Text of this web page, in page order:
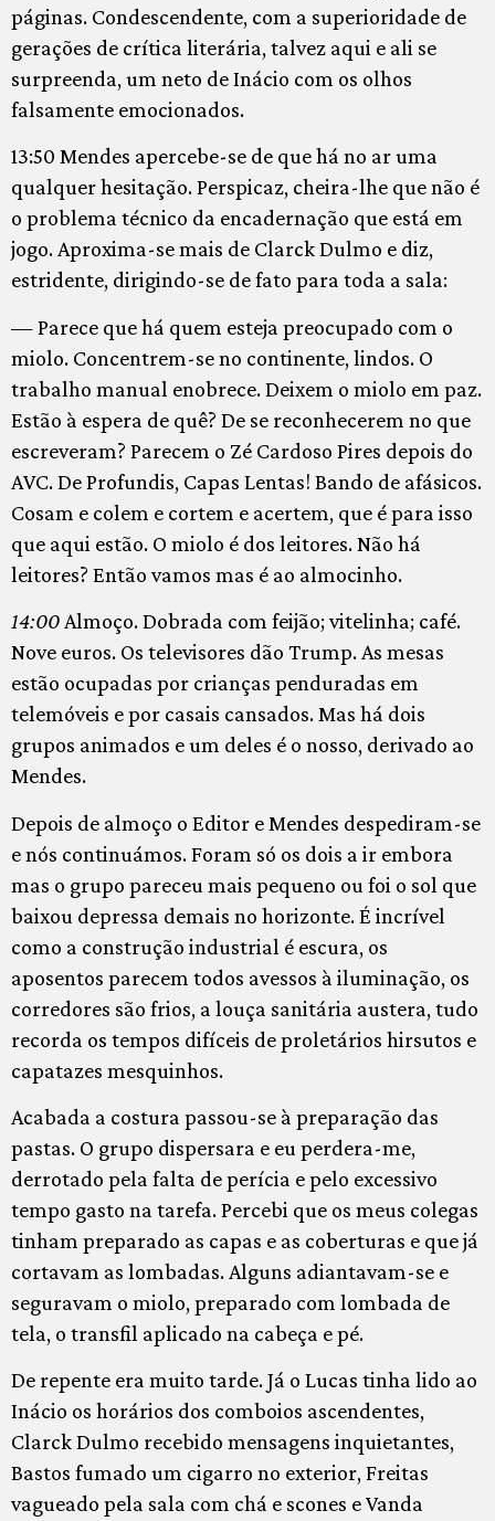
páginas. Condescendente, com a superioridade de
gerações de crítica literária, talvez aqui e ali se
surpreenda, um neto de Inácio com os olhos
falsamente emocionados.
13:50 Mendes apercebe-se de que há no ar uma
qualquer hesitação. Perspicaz, cheira-lhe que não é
o problema técnico da encadernação que está em
jogo. Aproxima-se mais de Clarck Dulmo e diz,
estridente, dirigindo-se de fato para toda a sala:
— Parece que há quem esteja preocupado com o
miolo. Concentrem-se no continente, lindos. O
trabalho manual enobrece. Deixem o miolo em paz.
Estão à espera de quê? De se reconhecerem no que
escreveram? Parecem o Zé Cardoso Pires depois do
AVC. De Profundis, Capas Lentas! Bando de afásicos.
Cosam e colem e cortem e acertem, que é para isso
que aqui estão. O miolo é dos leitores. Não há
leitores? Então vamos mas é ao almocinho.
14:00 Almoço. Dobrada com feijão; vitelinha; café.
Nove euros. Os televisores dão Trump. As mesas
estão ocupadas por crianças penduradas em
telemóveis e por casais cansados. Mas há dois
grupos animados e um deles é o nosso, derivado ao
Mendes.
Depois de almoço o Editor e Mendes despediram-se
e nós continuámos. Foram só os dois a ir embora
mas o grupo pareceu mais pequeno ou foi o sol que
baixou depressa demais no horizonte. É incrível
como a construção industrial é escura, os
aposentos parecem todos avessos à iluminação, os
corredores são frios, a louça sanitária austera, tudo
recorda os tempos difíceis de proletários hirsutos e
capatazes mesquinhos.
Acabada a costura passou-se à preparação das
pastas. O grupo dispersara e eu perdera-me,
derrotado pela falta de perícia e pelo excessivo
tempo gasto na tarefa. Percebi que os meus colegas
tinham preparado as capas e as coberturas e que já
cortavam as lombadas. Alguns adiantavam-se e
seguravam o miolo, preparado com lombada de
tela, o transfil aplicado na cabeça e pé.
De repente era muito tarde. Já o Lucas tinha lido ao
Inácio os horários dos comboios ascendentes,
Clarck Dulmo recebido mensagens inquietantes,
Bastos fumado um cigarro no exterior, Freitas
vagueado pela sala com chá e scones e Vanda